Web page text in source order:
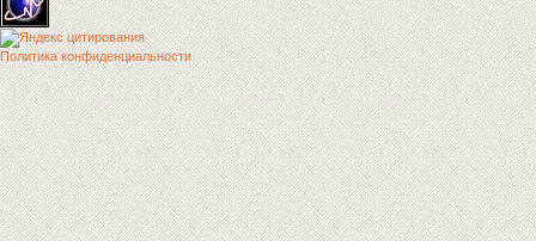
Политика конфиденциальности